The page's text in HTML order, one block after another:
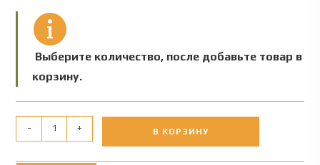
Выберите количество, после добавьте товар в
корзину.
- + В КОРЗИНУ